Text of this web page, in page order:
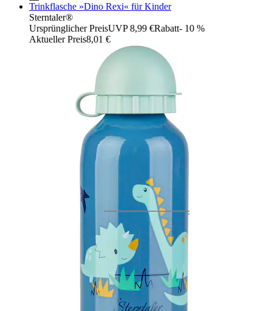
Trinkflasche »Dino Rexi« für Kinder
Sterntaler®
Ursprünglicher PreisUVP 8,99 €Rabatt- 10 %
Aktueller Preis8,01 €